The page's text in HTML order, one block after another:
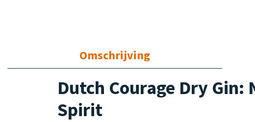
Omschrijving
Dutch Courage Dry Gin:
Spirit